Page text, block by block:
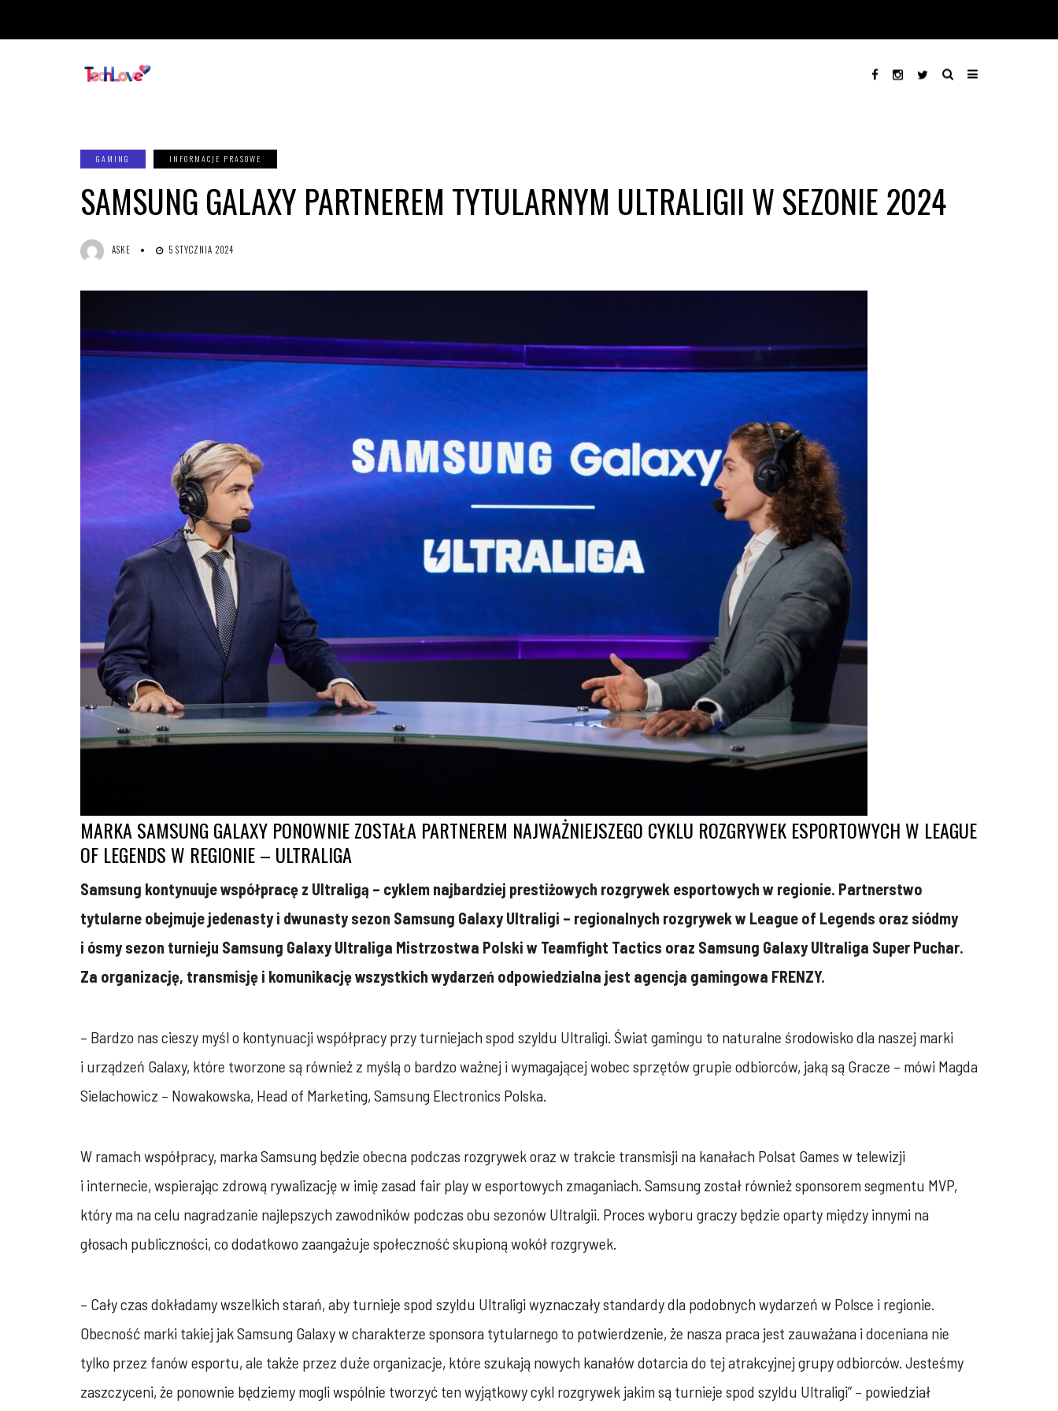
GAMING INFORMACJE PRASOWE
SAMSUNG GALAXY PARTNEREM TYTULARNYM ULTRALIGII W SEZONIE 2024
ASKE 5 STYCZNIA 2024
MARKA SAMSUNG GALAXY PONOWNIE ZOSTAŁA PARTNEREM NAJWAŻNIEJSZEGO CYKLU ROZGRYWEK ESPORTOWYCH W LEAGUE
OF LEGENDS W REGIONIE – ULTRALIGA
Samsung kontynuuje współpracę z Ultraligą – cyklem najbardziej prestiżowych rozgrywek esportowych w regionie. Partnerstwo
tytularne obejmuje jedenasty i dwunasty sezon Samsung Galaxy Ultraligi – regionalnych rozgrywek w League of Legends oraz siódmy
i ósmy sezon turnieju Samsung Galaxy Ultraliga Mistrzostwa Polski w Teamfight Tactics oraz Samsung Galaxy Ultraliga Super Puchar.
Za organizację, transmisję i komunikację wszystkich wydarzeń odpowiedzialna jest agencja gamingowa FRENZY.
– Bardzo nas cieszy myśl o kontynuacji współpracy przy turniejach spod szyldu Ultraligi. Świat gamingu to naturalne środowisko dla naszej marki
i urządzeń Galaxy, które tworzone są również z myślą o bardzo ważnej i wymagającej wobec sprzętów grupie odbiorców, jaką są Gracze – mówi Magda
Sielachowicz – Nowakowska, Head of Marketing, Samsung Electronics Polska.
W ramach współpracy, marka Samsung będzie obecna podczas rozgrywek oraz w trakcie transmisji na kanałach Polsat Games w telewizji
i internecie, wspierając zdrową rywalizację w imię zasad fair play w esportowych zmaganiach. Samsung został również sponsorem segmentu MVP,
który ma na celu nagradzanie najlepszych zawodników podczas obu sezonów Ultralgii. Proces wyboru graczy będzie oparty między innymi na
głosach publiczności, co dodatkowo zaangażuje społeczność skupioną wokół rozgrywek.
– Cały czas dokładamy wszelkich starań, aby turnieje spod szyldu Ultraligi wyznaczały standardy dla podobnych wydarzeń w Polsce i regionie.
Obecność marki takiej jak Samsung Galaxy w charakterze sponsora tytularnego to potwierdzenie, że nasza praca jest zauważana i doceniana nie
tylko przez fanów esportu, ale także przez duże organizacje, które szukają nowych kanałów dotarcia do tej atrakcyjnej grupy odbiorców. Jesteśmy
zaszczyceni, że ponownie będziemy mogli wspólnie tworzyć ten wyjątkowy cykl rozgrywek jakim są turnieje spod szyldu Ultraligi” – powiedział